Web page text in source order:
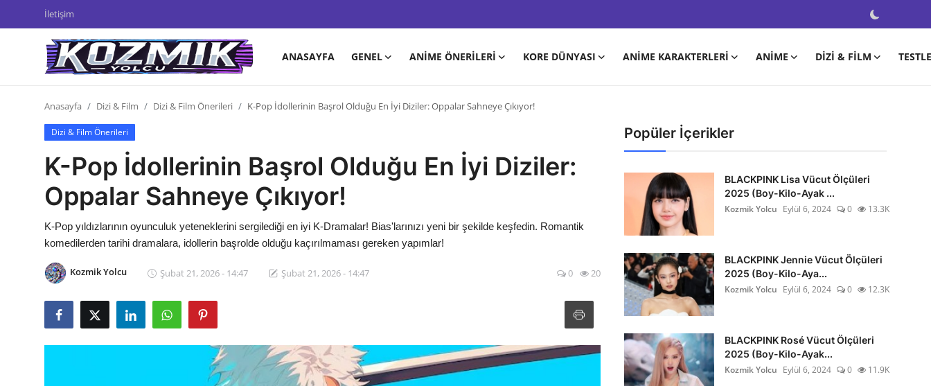
İletişim
ANASAYFA GENEL ANIME ÖNERILERI KORE DÜNYASI ANIME KARAKTERLERI ANIME DIZI & FILM
Anime Önerileri
Kore Dünyası
Anime Karakterleri
Dizi & Film
Testler
Anasayfa Dizi & Film Dizi & Film Önerileri K-Pop İdollerinin Başrol Olduğu En İyi Diziler: Oppalar Sahneye Çıkıyor!
Dizi & Film Önerileri
K-Pop İdollerinin Başrol Olduğu En İyi Diziler:
Oppalar Sahneye Çıkıyor!
K-Pop yıldızlarının oyunculuk yeteneklerini sergilediği en iyi K-Dramalar! Bias'larınızı yeni bir şekilde keşfedin. Romantik
komedilerden tarihi dramalara, idollerin başrolde olduğu kaçırılmaması gereken yapımlar!
Kozmik Yolcu Şubat 21, 2026 - 14:47 Şubat 21, 2026 - 14:47 0 20
Popüler İçerikler
BLACKPINK Lisa Vücut Ölçüleri
2025 (Boy-Kilo-Ayak ...
Kozmik Yolcu Eylül 6, 2024 0 13.3K
BLACKPINK Jennie Vücut Ölçüleri
2025 (Boy-Kilo-Aya...
Kozmik Yolcu Eylül 6, 2024 0 12.3K
BLACKPINK Rosé Vücut Ölçüleri
2025 (Boy-Kilo-Ayak...
Kozmik Yolcu Eylül 6, 2024 0 11.9K